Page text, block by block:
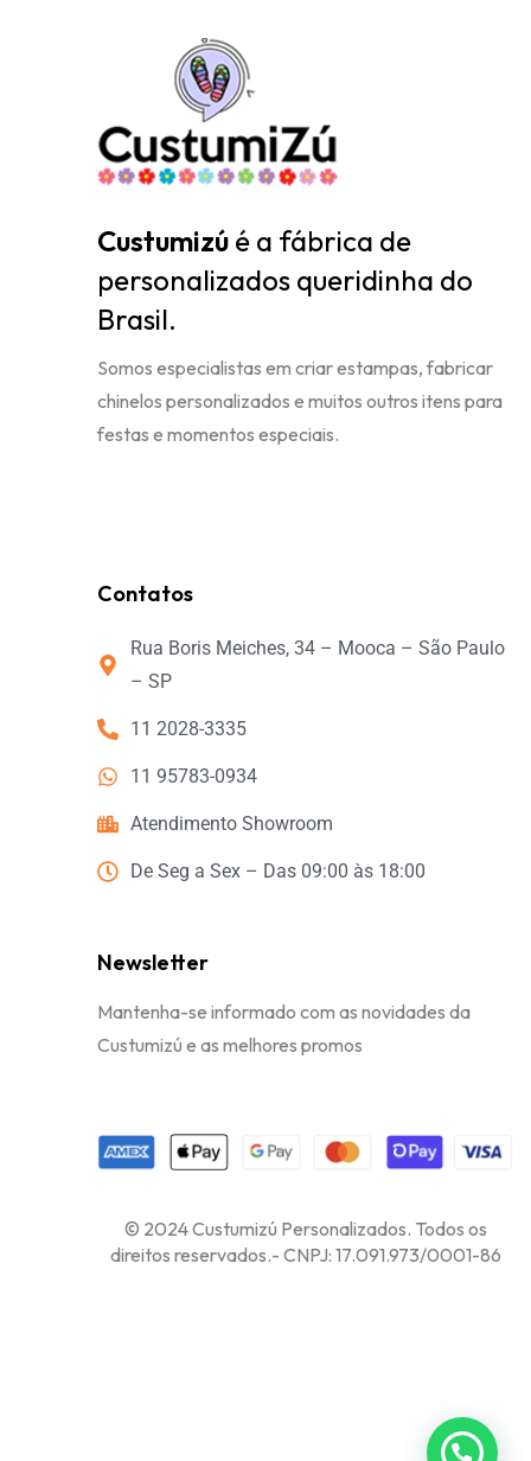
Custumizú é a fábrica de
personalizados queridinha do
Brasil.
Somos especialistas em criar estampas, fabricar
chinelos personalizados e muitos outros itens para
festas e momentos especiais.
Contatos
Rua Boris Meiches, 34 – Mooca – São Paulo
– SP
11 2028-3335
11 95783-0934
Atendimento Showroom
De Seg a Sex – Das 09:00 às 18:00
Newsletter
Mantenha-se informado com as novidades da
Custumizú e as melhores promos
© 2024 Custumizú Personalizados. Todos os
direitos reservados.- CNPJ: 17.091.973/0001-86